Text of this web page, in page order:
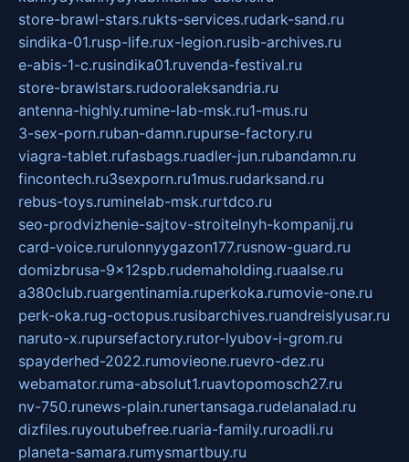
store-brawl-stars.rukts-services.rudark-sand.ru
sindika-01.rusp-life.rux-legion.rusib-archives.ru
e-abis-1-c.rusindika01.ruvenda-festival.ru
store-brawlstars.rudooraleksandria.ru
antenna-highly.rumine-lab-msk.ru1-mus.ru
3-sex-porn.ruban-damn.rupurse-factory.ru
viagra-tablet.rufasbags.ruadler-jun.rubandamn.ru
fincontech.ru3sexporn.ru1mus.rudarksand.ru
rebus-toys.ruminelab-msk.rurtdco.ru
seo-prodvizhenie-sajtov-stroitelnyh-kompanij.ru
card-voice.rurulonnyygazon177.rusnow-guard.ru
domizbrusa-9x12spb.rudemaholding.ruaalse.ru
a380club.ruargentinamia.ruperkoka.rumovie-one.ru
perk-oka.rug-octopus.rusibarchives.ruandreislyusar.ru
naruto-x.rupursefactory.rutor-lyubov-i-grom.ru
spayderhed-2022.rumovieone.ruevro-dez.ru
webamator.ruma-absolut1.ruavtopomosch27.ru
nv-750.runews-plain.runertansaga.rudelanalad.ru
dizfiles.ruyoutubefree.ruaria-family.ruroadli.ru
planeta-samara.rumysmartbuy.ru